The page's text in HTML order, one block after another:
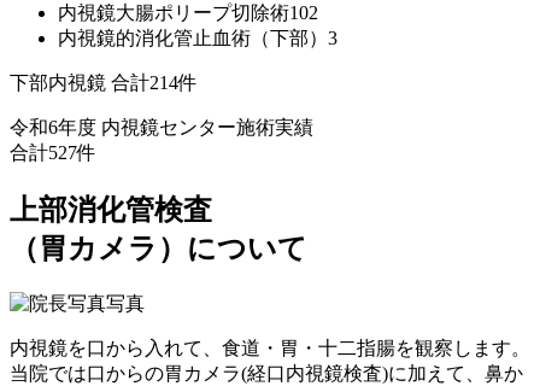
内視鏡大腸ポリープ切除術102
内視鏡的消化管止血術（下部） 3
下部内視鏡 合計214件
令和6年度 内視鏡センター施術実績
合計527件
上部消化管検査
（胃カメラ）について
内視鏡を口から入れて、食道・胃・十二指腸を観察します。
当院では口からの胃カメラ(経口内視鏡検査)に加えて、鼻か